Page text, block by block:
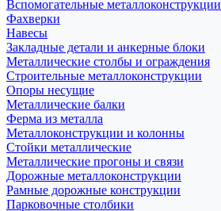
Вспомогательные металлоконструкции
Фахверки
Навесы
Закладные детали и анкерные блоки
Металлические столбы и ограждения
Строительные металлоконструкции
Опоры несущие
Металлические балки
Ферма из металла
Металлоконструкции и колонны
Стойки металлические
Металлические прогоны и связи
Дорожные металлоконструкции
Рамные дорожные конструкции
Парковочные столбики